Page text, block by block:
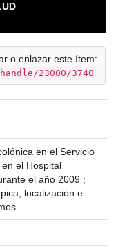
o enlazar este ítem:
23000/3740
en el Servicio
el Hospital
el año 2009 ;
localización e